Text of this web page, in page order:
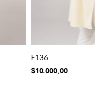
F136
$10.000,00